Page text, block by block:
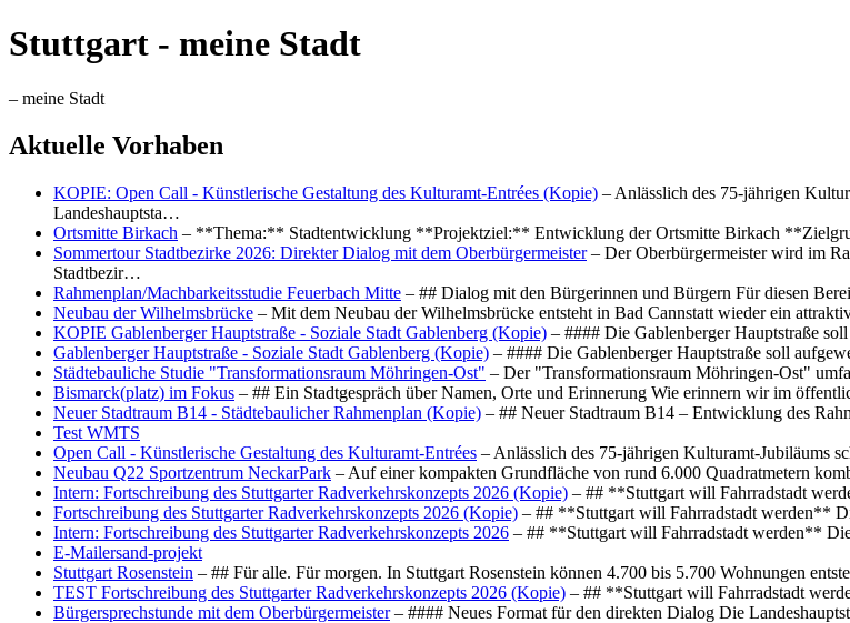
Stuttgart - meine Stadt
– meine Stadt
Aktuelle Vorhaben
KOPIE: Open Call - Künstlerische Gestaltung des Kulturamt-Entrées (Kopie) – Anlässlich des 75-jährigen
Landeshauptsta…
Ortsmitte Birkach – **Thema:** Stadtentwicklung **Projektziel:** Entwicklung der Ortsmitte Birkach
Sommertour Stadtbezirke 2026: Direkter Dialog mit dem Oberbürgermeister– Der Oberbürgermeister wird im
Stadtbezir…
Rahmenplan/Machbarkeitsstudie Feuerbach Mitte – ## Dialog mit den Bürgerinnen und Bürgern Für diesen
Neubau der Wilhelmsbrücke – Mit dem Neubau der Wilhelmsbrücke entsteht in Bad Cannstatt wieder ein
KOPIE Gablenberger Hauptstraße - Soziale Stadt Gablenberg (Kopie) – #### Die Gablenberger Hauptstraße
Gablenberger Hauptstraße - Soziale Stadt Gablenberg (Kopie) – #### Die Gablenberger Hauptstraße soll
Städtebauliche Studie "Transformationsraum Möhringen-Ost" – Der "Transformationsraum Möhringen-Ost"
Bismarck(platz) im Fokus – ## Ein Stadtgespräch über Namen, Orte und Erinnerung Wie erinnern wir im
Neuer Stadtraum B14 - Städtebaulicher Rahmenplan (Kopie) – ## Neuer Stadtraum B14 – Entwicklung des
Test WMTS
Open Call - Künstlerische Gestaltung des Kulturamt-Entrées – Anlässlich des 75-jährigen Kulturamt-Jubiläums
Neubau Q22 Sportzentrum NeckarPark – Auf einer kompakten Grundfläche von rund 6.000 Quadratmetern
Intern: Fortschreibung des Stuttgarter Radverkehrskonzepts 2026 (Kopie) – ## **Stuttgart will Fahrradstadt
Fortschreibung des Stuttgarter Radverkehrskonzepts 2026 (Kopie) – ## **Stuttgart will Fahrradstadt werden**
Intern: Fortschreibung des Stuttgarter Radverkehrskonzepts 2026 – ## **Stuttgart will Fahrradstadt werden**
E-Mailersand-projekt
Stuttgart Rosenstein – ## Für alle. Für morgen. In Stuttgart Rosenstein können 4.700 bis 5.700 Wohnungen
TEST Fortschreibung des Stuttgarter Radverkehrskonzepts 2026 (Kopie) – ## **Stuttgart will Fahrradstadt
Bürgersprechstunde mit dem Oberbürgermeister– #### Neues Format für den direkten Dialog Die